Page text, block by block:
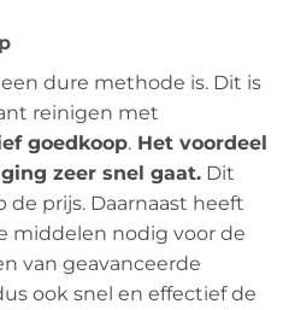
dure methode is. Dit is
reinigen met
goedkoop. Het voordeel
zeer snel gaat. Dit
prijs. Daarnaast heeft
middelen nodig voor de
van geavanceerde
ook snel en effectief de